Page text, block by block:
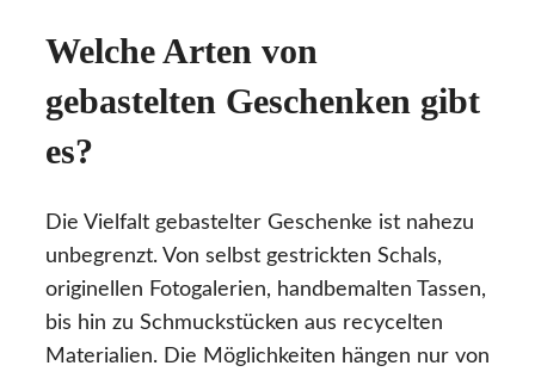
Welche Arten von
gebastelten Geschenken gibt
es?
Die Vielfalt gebastelter Geschenke ist nahezu
unbegrenzt. Von selbst gestrickten Schals,
originellen Fotogalerien, handbemalten Tassen,
bis hin zu Schmuckstücken aus recycelten
Materialien. Die Möglichkeiten hängen nur von